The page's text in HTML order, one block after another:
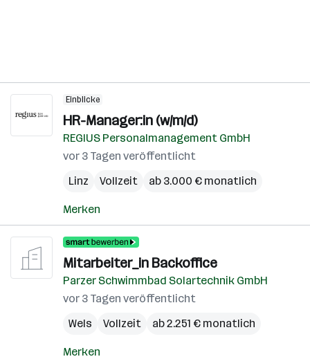
Einblicke
HR-Manager:in (w/m/d)
REGIUS Personalmanagement GmbH
vor 3 Tagen veröffentlicht
Linz
Vollzeit ab 3.000 € monatlich
Merken
Mitarbeiter_in Backoffice
Parzer Schwimmbad Solartechnik GmbH
vor 3 Tagen veröffentlicht
Wels
Vollzeit ab 2.251 € monatlich
Merken